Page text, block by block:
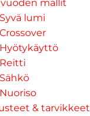
vuoden mallit
Syvä lumi
Crossover
Hyötykäyttö
Reitti
Sähkö
Nuoriso
& tarvikkeet